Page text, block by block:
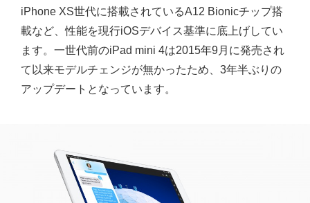
iPhone XS世代に搭載されているA12 Bionicチップ搭
載など、性能を現行iOSデバイス基準に底上げしてい
ます。一世代前のiPad mini 4は2015年9月に発売され
て以来モデルチェンジが無かったため、3年半ぶりの
アップデートとなっています。